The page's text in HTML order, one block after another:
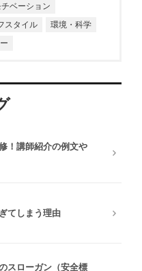
チベーション
スタイル
環境・科学
！講師紹介の例文や
てしまう理由
スローガン（安全標